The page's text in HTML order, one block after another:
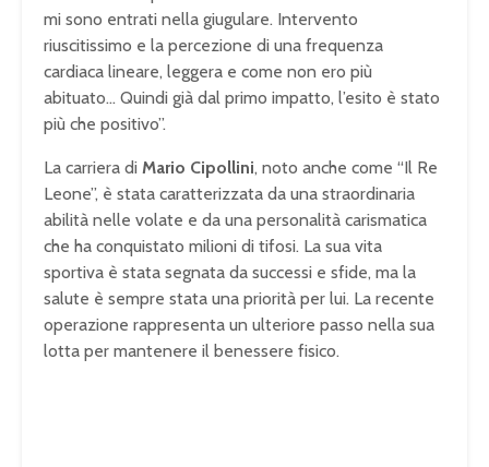
mi sono entrati nella giugulare. Intervento
riuscitissimo e la percezione di una frequenza
cardiaca lineare, leggera e come non ero più
abituato… Quindi già dal primo impatto, l’esito è stato
più che positivo”.
La carriera di Mario Cipollini, noto anche come “Il Re
Leone”, è stata caratterizzata da una straordinaria
abilità nelle volate e da una personalità carismatica
che ha conquistato milioni di tifosi. La sua vita
sportiva è stata segnata da successi e sfide, ma la
salute è sempre stata una priorità per lui. La recente
operazione rappresenta un ulteriore passo nella sua
lotta per mantenere il benessere fisico.